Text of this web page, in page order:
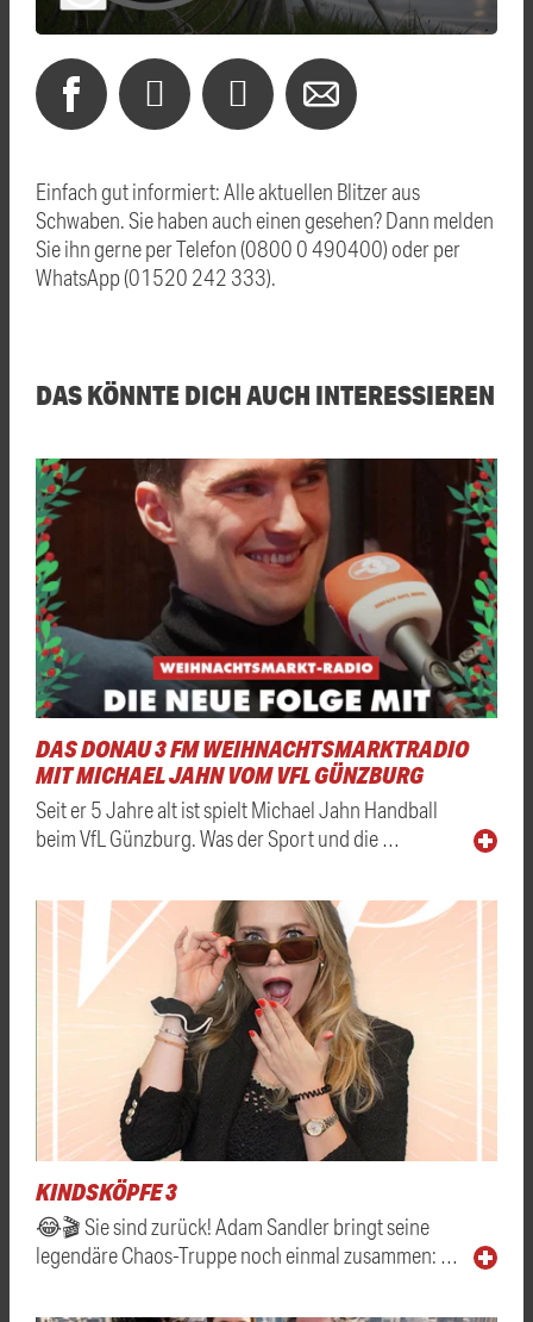
Einfach gut informiert: Alle aktuellen Blitzer aus
Schwaben. Sie haben auch einen gesehen? Dann melden
Sie ihn gerne per Telefon (0800 0 490400) oder per
WhatsApp (01520 242 333).
DAS KÖNNTE DICH AUCH INTERESSIEREN
DAS DONAU 3 FM WEIHNACHTSMARKTRADIO
MIT MICHAEL JAHN VOM VFL GÜNZBURG
Seit er 5 Jahre alt ist spielt Michael Jahn Handball
beim VfL Günzburg. Was der Sport und die …
KINDSKÖPFE 3
😂🎬 Sie sind zurück! Adam Sandler bringt seine
legendäre Chaos-Truppe noch einmal zusammen: …